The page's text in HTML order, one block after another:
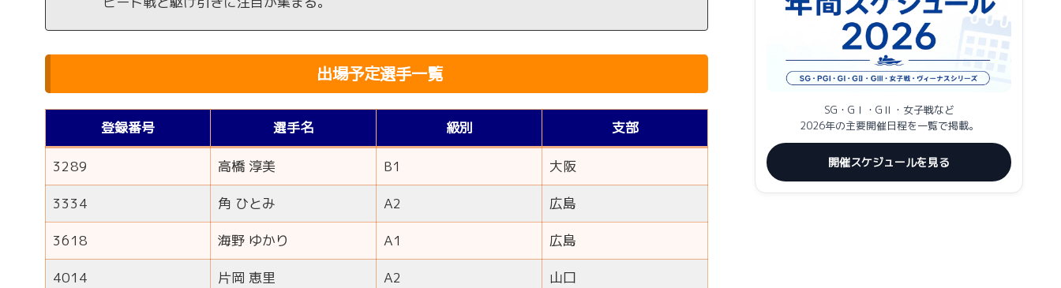
出場予定選手一覧
登録番号 選手名 級別 支部
3289 高橋 淳美 B1 大阪
3334 角 ひとみ A2 広島
3618 海野 ゆかり A1 広島
4014 片岡 恵里 A2 山口
SG・GⅠ・GⅡ・女子戦など
2026年の主要開催日程を一覧で掲載。
開催スケジュールを見る